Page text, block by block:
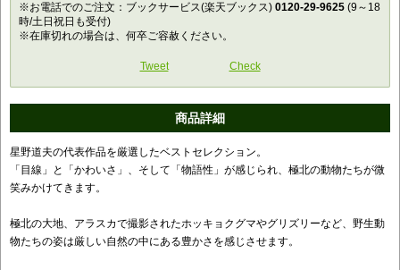
※お電話でのご注文：ブックサービス(楽天ブックス) 0120-29-9625 (9～18
時/土日祝日も受付)
※在庫切れの場合は、何卒ご容赦ください。
Tweet Check
商品詳細
星野道夫の代表作品を厳選したベストセレクション。
「目線」と「かわいさ」、そして「物語性」が感じられ、極北の動物たちが微
笑みかけてきます。
極北の大地、アラスカで撮影されたホッキョクグマやグリズリーなど、野生動
物たちの姿は厳しい自然の中にある豊かさを感じさせます。